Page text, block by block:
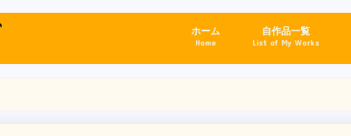
ホーム
Home
自作品一覧
List of My Works